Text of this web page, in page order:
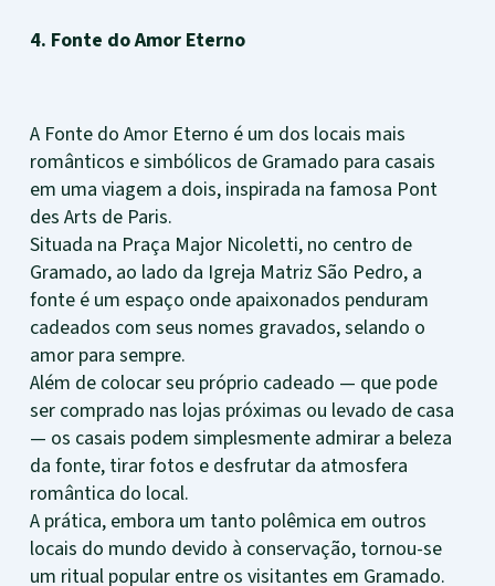
4. Fonte do Amor Eterno
A Fonte do Amor Eterno é um dos locais mais
românticos e simbólicos de Gramado para casais
em uma viagem a dois, inspirada na famosa Pont
des Arts de Paris.
Situada na Praça Major Nicoletti, no centro de
Gramado, ao lado da Igreja Matriz São Pedro, a
fonte é um espaço onde apaixonados penduram
cadeados com seus nomes gravados, selando o
amor para sempre.
Além de colocar seu próprio cadeado — que pode
ser comprado nas lojas próximas ou levado de casa
— os casais podem simplesmente admirar a beleza
da fonte, tirar fotos e desfrutar da atmosfera
romântica do local.
A prática, embora um tanto polêmica em outros
locais do mundo devido à conservação, tornou-se
um ritual popular entre os visitantes em Gramado.